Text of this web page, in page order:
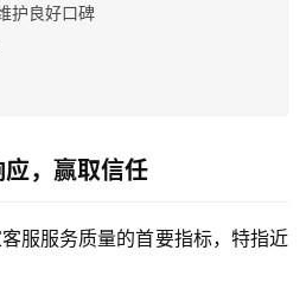
护良好口碑
，赢取信任
服服务质量的首要指标，特指近